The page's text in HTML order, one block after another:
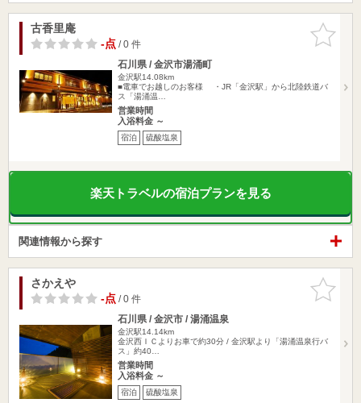
お気に入
りに追加
古香里庵
-点/ 0 件
石川県 / 金沢市湯涌町
金沢駅14.08km
■電車でお越しのお客様 ・JR「金沢駅」から北陸鉄道バ
ス「湯涌温…
営業時間
入浴料金 ～
宿泊 硫酸塩泉
楽天トラベルの宿泊プランを見る
関連情報から探す
お気に入
りに追加
さかえや
-点/ 0 件
石川県 / 金沢市 / 湯涌温泉
金沢駅14.14km
金沢西ＩＣよりお車で約30分 / 金沢駅より「湯涌温泉行バ
ス」約40…
営業時間
入浴料金 ～
宿泊 硫酸塩泉